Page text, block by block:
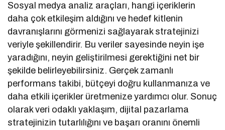
Sosyal medya analiz araçları, hangi içeriklerin
daha çok etkileşim aldığını ve hedef kitlenin
davranışlarını görmenizi sağlayarak stratejinizi
veriyle şekillendirir. Bu veriler sayesinde neyin işe
yaradığını, neyin geliştirilmesi gerektiğini net bir
şekilde belirleyebilirsiniz. Gerçek zamanlı
performans takibi, bütçeyi doğru kullanmanıza ve
daha etkili içerikler üretmenize yardımcı olur. Sonuç
olarak veri odaklı yaklaşım, dijital pazarlama
stratejinizin tutarlılığını ve başarı oranını önemli